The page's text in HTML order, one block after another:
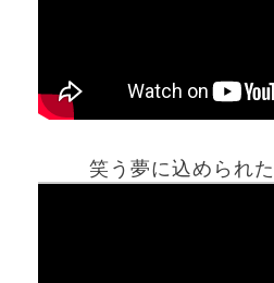
笑う夢に込められ